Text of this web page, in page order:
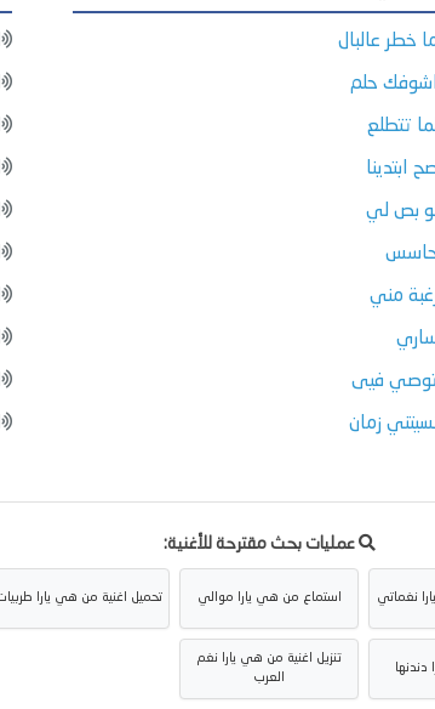
خطر عالبال
اشوفك حلم
تتطلع
ابتدينا
بص لي
مني
فيى
زمان
عمليات بحث مقترحة للأغنية:
نغماتي استماع من هي يارا موالي تحميل اغنية من هي يارا
دندنها
تنزيل اغنية من هي يارا نغم
العرب